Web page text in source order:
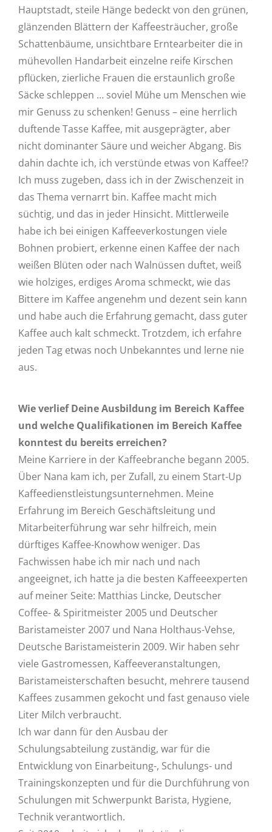
Hauptstadt, steile Hänge bedeckt von den grünen,
glänzenden Blättern der Kaffeesträucher, große
Schattenbäume, unsichtbare Erntearbeiter die in
mühevollen Handarbeit einzelne reife Kirschen
pflücken, zierliche Frauen die erstaunlich große
Säcke schleppen … soviel Mühe um Menschen wie
mir Genuss zu schenken! Genuss – eine herrlich
duftende Tasse Kaffee, mit ausgeprägter, aber
nicht dominanter Säure und weicher Abgang. Bis
dahin dachte ich, ich verstünde etwas von Kaffee!?
Ich muss zugeben, dass ich in der Zwischenzeit in
das Thema vernarrt bin. Kaffee macht mich
süchtig, und das in jeder Hinsicht. Mittlerweile
habe ich bei einigen Kaffeeverkostungen viele
Bohnen probiert, erkenne einen Kaffee der nach
weißen Blüten oder nach Walnüssen duftet, weiß
wie holziges, erdiges Aroma schmeckt, wie das
Bittere im Kaffee angenehm und dezent sein kann
und habe auch die Erfahrung gemacht, dass guter
Kaffee auch kalt schmeckt. Trotzdem, ich erfahre
jeden Tag etwas noch Unbekanntes und lerne nie
aus.
Wie verlief Deine Ausbildung im Bereich Kaffee
und welche Qualifikationen im Bereich Kaffee
konntest du bereits erreichen?
Meine Karriere in der Kaffeebranche begann 2005.
Über Nana kam ich, per Zufall, zu einem Start-Up
Kaffeedienstleistungsunternehmen. Meine
Erfahrung im Bereich Geschäftsleitung und
Mitarbeiterführung war sehr hilfreich, mein
dürftiges Kaffee-Knowhow weniger. Das
Fachwissen habe ich mir nach und nach
angeeignet, ich hatte ja die besten Kaffeeexperten
auf meiner Seite: Matthias Lincke, Deutscher
Coffee- & Spiritmeister 2005 und Deutscher
Baristameister 2007 und Nana Holthaus-Vehse,
Deutsche Baristameisterin 2009. Wir haben sehr
viele Gastromessen, Kaffeeveranstaltungen,
Baristameisterschaften besucht, mehrere tausend
Kaffees zusammen gekocht und fast genauso viele
Liter Milch verbraucht.
Ich war dann für den Ausbau der
Schulungsabteilung zuständig, war für die
Entwicklung von Einarbeitung-, Schulungs- und
Trainingskonzepten und für die Durchführung von
Schulungen mit Schwerpunkt Barista, Hygiene,
Technik verantwortlich.